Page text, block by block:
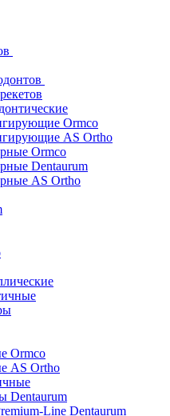
Ormco
AS Ortho
Ormco
Dentaurum
AS Ortho
Ormco
AS Ortho
Dentaurum
Line Dentaurum